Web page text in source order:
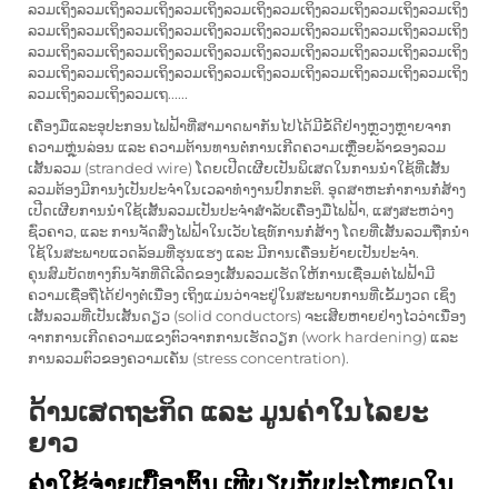
ລວມເຖິງລວມເຖິງລວມເຖິງລວມເຖິງລວມເຖິງລວມເຖິງລວມເຖິງລວມເຖິງລວມເຖິງ
ລວມເຖິງລວມເຖິງລວມເຖິງລວມເຖິງລວມເຖິງລວມເຖິງລວມເຖິງລວມເຖິງລວມເຖິງ
ລວມເຖິງລວມເຖິງລວມເຖິງລວມເຖິງລວມເຖິງລວມເຖິງລວມເຖິງລວມເຖິງລວມເຖິງ
ລວມເຖິງລວມເຖິງລວມເຖິງລວມເຖິງລວມເຖິງລວມເຖິງລວມເຖິງລວມເຖິງລວມເຖິງ
ລວມເຖິງລວມເຖິງລວມເຖ......
ເຄື່ອງມືແລະອຸປະກອນໄຟຟ້າທີ່ສາມາດພາກັນໄປໄດ້ມີຂໍ້ດີຢ່າງຫຼວງຫຼາຍຈາກ
ຄວາມຫຼຸ່ນລ່ອນ ແລະ ຄວາມຕ້ານທານຕໍ່ການເກີດຄວາມເຫຼື່ອຍລ້າຂອງລວມ
ເສັ້ນລວມ (stranded wire) ໂດຍເປີດເຜີຍເປັນພິເສດໃນການນຳໃຊ້ທີ່ເສັ້ນ
ລວມຕ້ອງມີການງໍ່ເປັນປະຈຳໃນເວລາທຳງານປົກກະຕິ. ອຸດສາຫະກຳການກໍ່ສ້າງ
ເປີດເຜີຍການນຳໃຊ້ເສັ້ນລວມເປັນປະຈຳສຳລັບເຄື່ອງມືໄຟຟ້າ, ແສງສະຫວ່າງ
ຊົ່ວຄາວ, ແລະ ການຈັດສົ່ງໄຟຟ້າໃນເວັບໄຊທ໌ການກໍ່ສ້າງ ໂດຍທີ່ເສັ້ນລວມຖືກນຳ
ໃຊ້ໃນສະພາບແວດລ້ອມທີ່ຮຸນແຮງ ແລະ ມີການເຄື່ອນຍ້າຍເປັນປະຈຳ.
ຄຸນສົມບັດທາງກົນຈັກທີ່ດີເລີດຂອງເສັ້ນລວມເຮັດໃຫ້ການເຊື່ອມຕໍ່ໄຟຟ້າມີ
ຄວາມເຊື່ອຖືໄດ້ຢ່າງຕໍ່ເນື່ອງ ເຖິງແມ່ນວ່າຈະຢູ່ໃນສະພາບການທີ່ເຂັ້ມງວດ ເຊິ່ງ
ເສັ້ນລວມທີ່ເປັນເສັ້ນດຽວ (solid conductors) ຈະເສີຍຫາຍຢ່າງໄວວ່າເນື່ອງ
ຈາກການເກີດຄວາມແຂງຕົວຈາກການເຮັດວຽກ (work hardening) ແລະ
ການລວມຕົວຂອງຄວາມເຄັ່ນ (stress concentration).
ດ້ານເສດຖະກິດ ແລະ ມູນຄ່າໃນໄລຍະ
ຍາວ